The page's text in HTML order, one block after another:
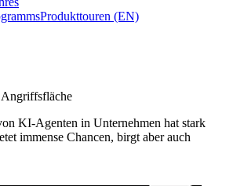
Produkttouren (EN)
KI-Agenten in Unternehmen hat stark
immense Chancen, birgt aber auch